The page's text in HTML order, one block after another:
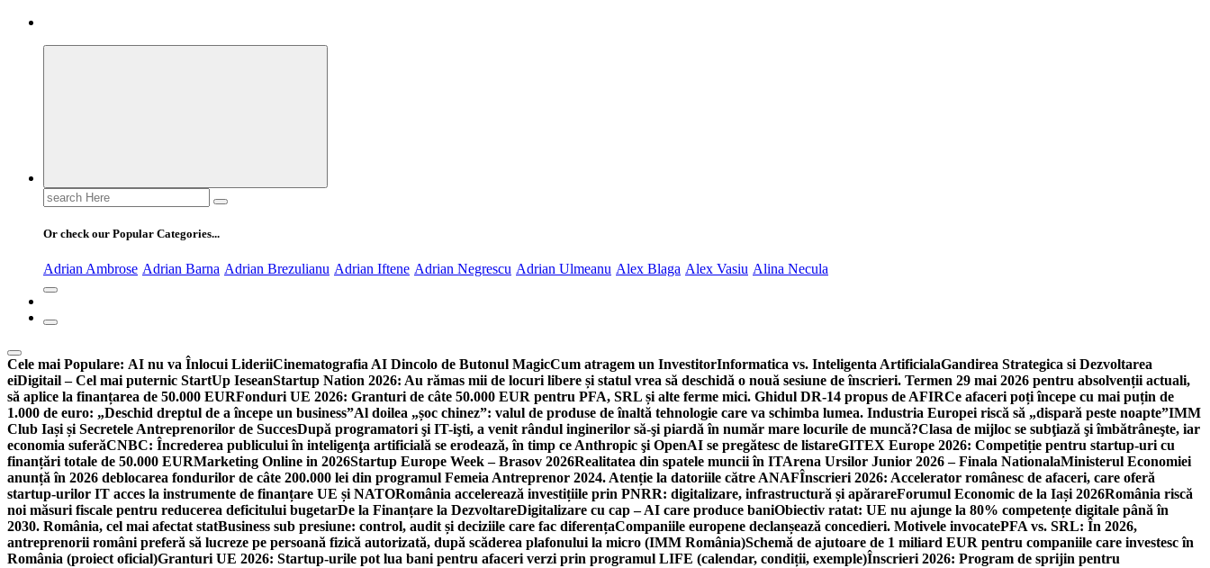
Search
for:
Or check our Popular Categories...
Adrian Ambrose Adrian Barna Adrian Brezulianu Adrian Iftene Adrian Negrescu Adrian Ulmeanu Alex Blaga Alex Vasiu Alina Necula
Cele mai Populare: AI nu va Înlocui LideriiCinematografia AI Dincolo de Butonul MagicCum atragem un InvestitorInformatica vs. Inteligenta ArtificialaGandirea Strategica si Dezvoltarea
eiDigitail – Cel mai puternic StartUp IeseanStartup Nation 2026: Au rămas mii de locuri libere și statul vrea să deschidă o nouă sesiune de înscrieri. Termen 29 mai 2026 pentru absolvenții actuali,
să aplice la finanțarea de 50.000 EURFonduri UE 2026: Granturi de câte 50.000 EUR pentru PFA, SRL și alte ferme mici. Ghidul DR-14 propus de AFIRCe afaceri poți începe cu mai puțin de
1.000 de euro: „Deschid dreptul de a începe un business”Al doilea „șoc chinez”: valul de produse de înaltă tehnologie care va schimba lumea. Industria Europei riscă să „dispară peste noapte”IMM
Club Iași și Secretele Antreprenorilor de SuccesDupă programatori şi IT-işti, a venit rândul inginerilor să-şi piardă în număr mare locurile de muncă?Clasa de mijloc se subţiază şi îmbătrâneşte, iar
economia suferăCNBC: Încrederea publicului în inteligenţa artificială se erodează, în timp ce Anthropic şi OpenAI se pregătesc de listareGITEX Europe 2026: Competiție pentru startup-uri cu
finanțări totale de 50.000 EURMarketing Online in 2026Startup Europe Week – Brasov 2026Realitatea din spatele muncii în ITArena Ursilor Junior 2026 – Finala NationalaMinisterul Economiei
anunță în 2026 deblocarea fondurilor de câte 200.000 lei din programul Femeia Antreprenor 2024. Atenție la datoriile către ANAFÎnscrieri 2026: Accelerator românesc de afaceri, care oferă
startup-urilor IT acces la instrumente de finanțare UE și NATORomânia accelerează investițiile prin PNRR: digitalizare, infrastructură și apărareForumul Economic de la Iași 2026România riscă
noi măsuri fiscale pentru reducerea deficitului bugetarDe la Finanțare la DezvoltareDigitalizare cu cap – AI care produce baniObiectiv ratat: UE nu ajunge la 80% competențe digitale până în
2030. România, cel mai afectat statBusiness sub presiune: control, audit și deciziile care fac diferențaCompaniile europene declanșează concedieri. Motivele invocatePFA vs. SRL: În 2026,
antreprenorii români preferă să lucreze pe persoană fizică autorizată, după scăderea plafonului la micro (IMM România)Schemă de ajutoare de 1 miliard EUR pentru companiile care investesc în
România (proiect oficial)Granturi UE 2026: Startup-urile pot lua bani pentru afaceri verzi prin programul LIFE (calendar, condiții, exemple)Înscrieri 2026: Program de sprijin pentru